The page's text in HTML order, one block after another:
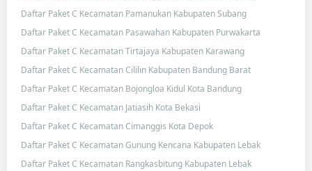
Daftar Paket C Kecamatan Pamanukan Kabupaten Subang
Daftar Paket C Kecamatan Pasawahan Kabupaten Purwakarta
Daftar Paket C Kecamatan Tirtajaya Kabupaten Karawang
Daftar Paket C Kecamatan Cililin Kabupaten Bandung Barat
Daftar Paket C Kecamatan Bojongloa Kidul Kota Bandung
Daftar Paket C Kecamatan Jatiasih Kota Bekasi
Daftar Paket C Kecamatan Cimanggis Kota Depok
Daftar Paket C Kecamatan Gunung Kencana Kabupaten Lebak
Daftar Paket C Kecamatan Rangkasbitung Kabupaten Lebak